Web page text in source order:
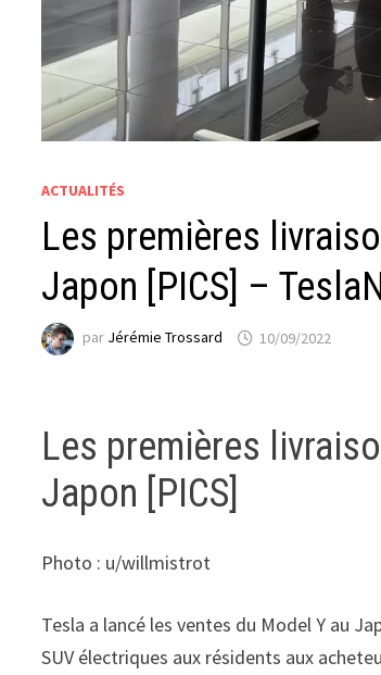
ACTUALITÉS
Les premières
Japon [PICS] –
par Jérémie Trossard 10/09/2022
Les premières
Japon [PICS]
Photo : u/willmistrot
Tesla a lancé les ventes du Model Y au
SUV électriques aux résidents aux